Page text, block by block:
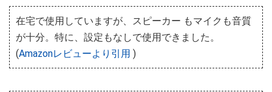
在宅で使用していますが、スピーカー もマイクも音質
が十分。特に、設定もなしで使用できました。
(Amazonレビューより引用 )